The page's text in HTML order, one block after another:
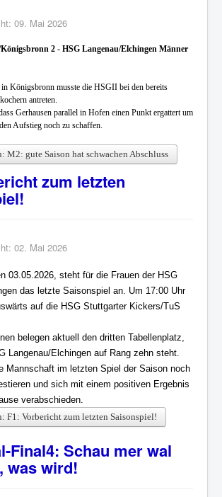
09. Mai 2026
2 - HSG Langenau/Elchingen Männer
Königsbronn musste die HSGII bei den bereits
antreten.
Gerhausen parallel in Hofen einen Punkt ergattert um
Aufstieg noch zu schaffen.
M2: gute Saison hat schwachen Abschluss
zum letzten
02. Mai 2026
03.05.2026, steht für die Frauen der HSG
das letzte Saisonspiel an. Um 17:00 Uhr
auf die HSG Stuttgarter Kickers/TuS
belegen aktuell den dritten Tabellenplatz,
Langenau/Elchingen auf Rang zehn steht.
Mannschaft im letzten Spiel der Saison noch
und sich mit einem positiven Ergebnis
verabschieden.
F1: Vorbericht zum letzten Saisonspiel!
Final4: Schau mer wal
was wird!